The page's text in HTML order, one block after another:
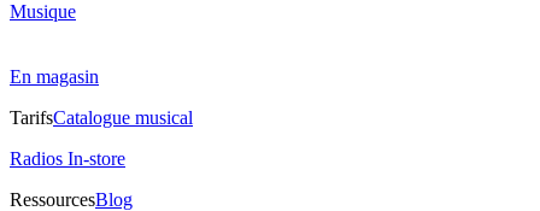
Musique
En magasin
TarifsCatalogue musical
Radios In-store
RessourcesBlog